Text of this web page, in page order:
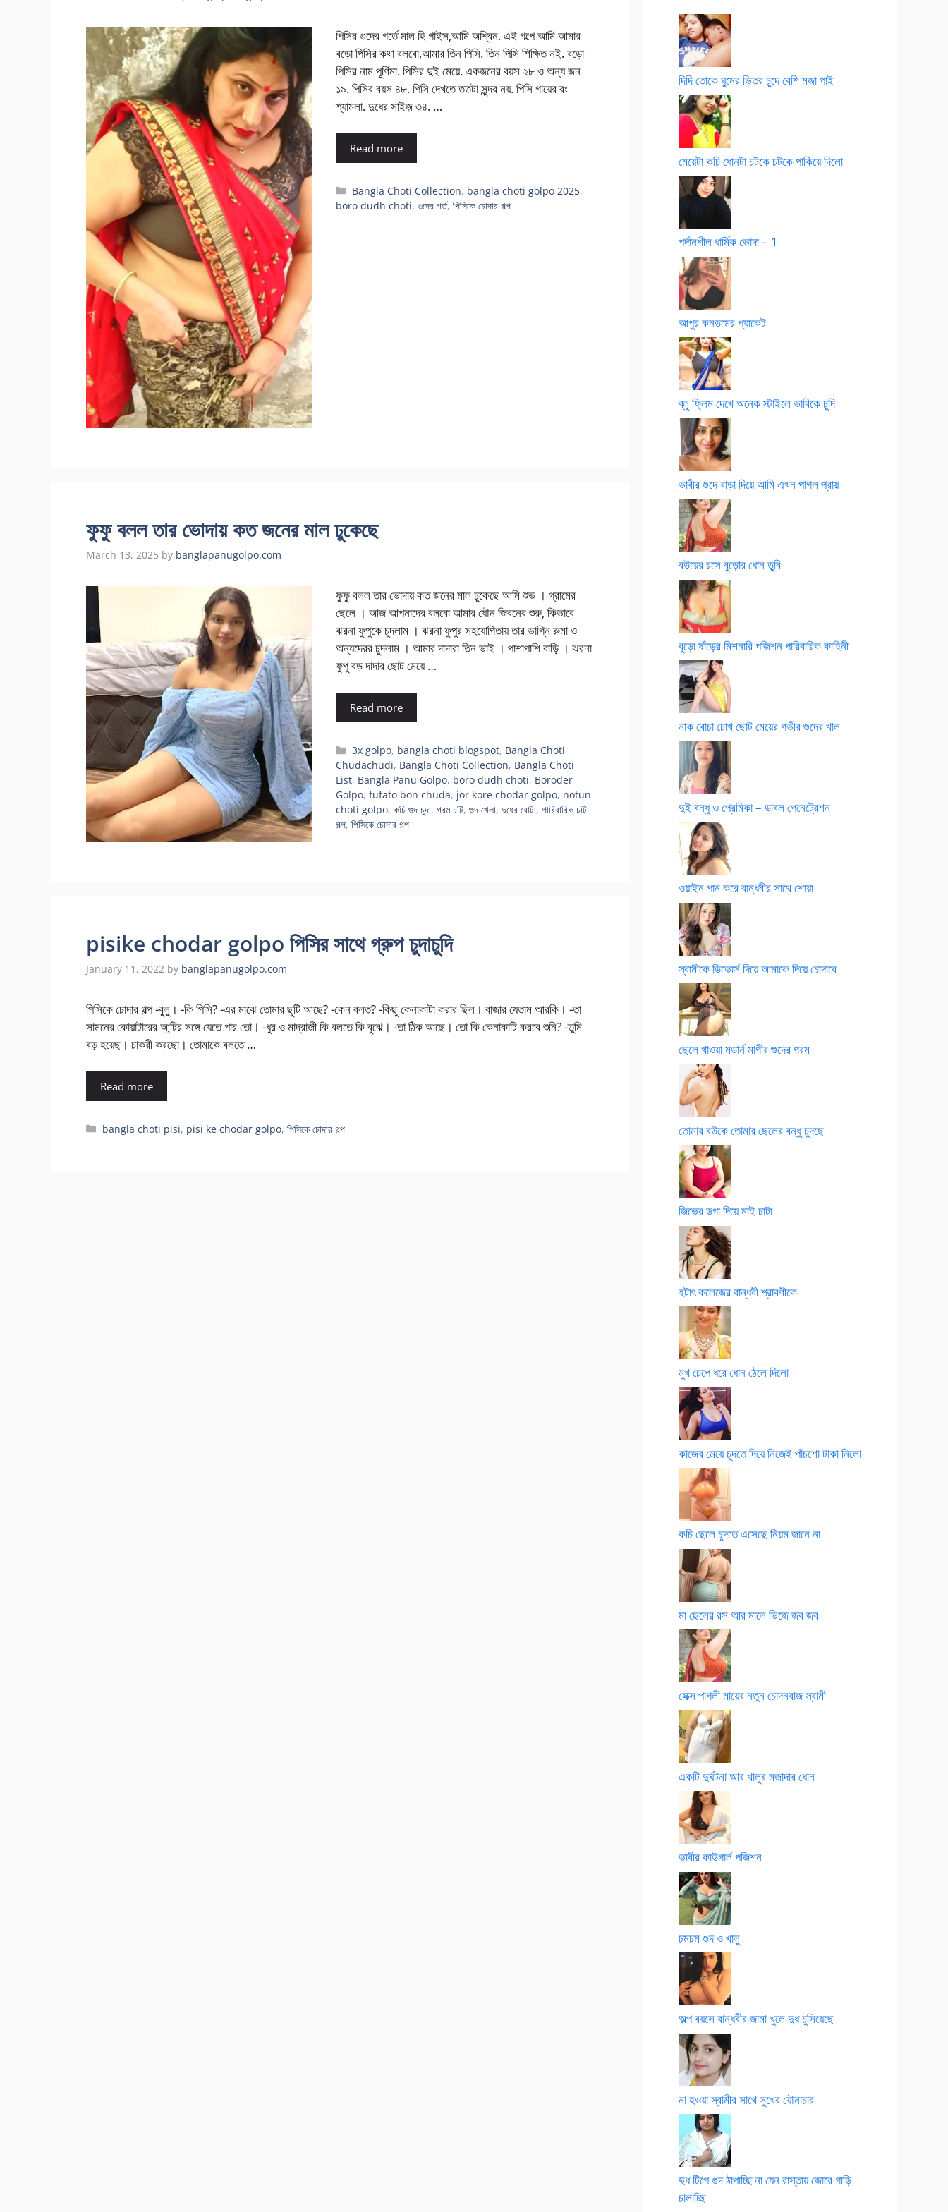
পিসির গুদের গর্তে মাল হি গাইস,আমি অশ্বিন. এই গল্পে আমি আমার
বড়ো পিসির কথা বলবো,আমার তিন পিসি. তিন পিসি শিক্ষিত নই. বড়ো
পিসির নাম পূর্ণিমা. পিসির দুই মেয়ে. একজনের বয়স ২৮ ও অন্য জন
১৯. পিসির বয়স ৪৮. পিসি দেখতে ততটা সুন্দর নয়. পিসি গায়ের রং
শ্যামলা. দুধের সাইজ় ৩৪. …
Read more
Categories
Bangla Choti Collection, bangla choti golpo 2025,
boro dudh choti, গুদের গর্ত, পিসিকে চোদার গল্প
ফুফু বলল তার ভোদায় কত জনের মাল ঢুকেছে
March 13, 2025 by banglapanugolpo.com
ফুফু বলল তার ভোদায় কত জনের মাল ঢুকেছে আমি শুভ । গ্রামের
ছেলে । আজ আপনাদের বলবো আমার যৌন জিবনের শুরু, কিভাবে
ঝরনা ফুপুকে চুদলাম । ঝরনা ফুপুর সহযোগিতায় তার ভাগ্নি রুমা ও
অন্যদেরর চুদলাম । আমার দাদারা তিন ভাই । পাশাপাশি বাড়ি । ঝরনা
ফুপু বড় দাদার ছোট মেয়ে …
Read more
Categories
3x golpo, bangla choti blogspot, Bangla Choti
Chudachudi, Bangla Choti Collection, Bangla Choti
List, Bangla Panu Golpo, boro dudh choti, Boroder
Golpo, fufato bon chuda, jor kore chodar golpo, notun
choti golpo, কচি গুদ চুদা, গরম চটি, গুদ খেলা, দুধের বোটা, পারিবারিক চটি
গল্প, পিসিকে চোদার গল্প
pisike chodar golpo পিসির সাথে গ্রুপ চুদাচুদি
January 11, 2022 by banglapanugolpo.com
পিসিকে চোদার গল্প -বুলু। -কি পিসি? -এর মাঝে তোমার ছুটি আছে? -কেন বলত? -কিছু কেনাকাটা করার ছিল। বাজার যেতাম আরকি। -তা
সামনের কোয়াটারের আন্টির সঙ্গে যেতে পার তো। -ধুর ও মাদ্রাজী কি বলতে কি বুঝে। -তা ঠিক আছে। তো কি কেনাকাটি করবে শুনি? -তুমি
বড় হয়েছ। চাকরী করছো। তোমাকে বলতে …
Read more
Categories
bangla choti pisi, pisi ke chodar golpo,পিসিকে চোদার গল্প
দিদি তোকে ঘুমের ভিতর চুদে বেশি মজা পাই
মেয়েটা কচি ধোনটা চটকে চটকে পাকিয়ে দিলো
পর্দানশীল ধার্মিক ভোদা – 1
আপুর কনডমের প্যাকেট
ব্লু ফ্লিম দেখে অনেক স্টাইলে ভাবিকে চুদি
ভাবীর গুদে বাড়া দিয়ে আমি এখন পাগল প্রায়
বউয়ের রসে বুড়োর ধোন ডুবি
বুড়ো ষাঁড়ের মিশনারি পজিশন পারিবারিক কাহিনী
নাক বোচা চোখ ছোট মেয়ের গভীর গুদের খাল
দুই বন্ধু ও প্রেমিকা – ডাবল পেনেট্রেশন
ওয়াইন পান করে বান্ধবীর সাথে শোয়া
স্বামীকে ডিভোর্স দিয়ে আমাকে দিয়ে চোদাবে
ছেলে খাওয়া মডার্ন মাগীর গুদের গরম
তোমার বউকে তোমার ছেলের বন্ধু চুদছে
জিভের ডগা দিয়ে মাই চাটা
হটাৎ কলেজের বান্ধবী শ্রাবণীকে
মুখ চেপে ধরে ধোন ঠেলে দিলো
কাজের মেয়ে চুদতে দিয়ে নিজেই পাঁচশো টাকা নিলো
কচি ছেলে চুদতে এসেছে নিয়ম জানে না
মা ছেলের রস আর মালে ভিজে জব জব
সেক্স পাগলী মায়ের নতুন চোদনবাজ স্বামী
একটি দুর্ঘটনা আর খালুর মজাদার ধোন
ভাবীর কাউগার্ল পজিশন
চমচম গুদ ও খালু
অল্প বয়সে বান্ধবীর জামা খুলে দুধ চুসিয়েছে
না হওয়া স্বামীর সাথে সুখের যৌনাচার
দুধ টিপে গুদ ঠাপাচ্ছি না যেন রাস্তায় জোরে গাড়ি
চালাচ্ছি